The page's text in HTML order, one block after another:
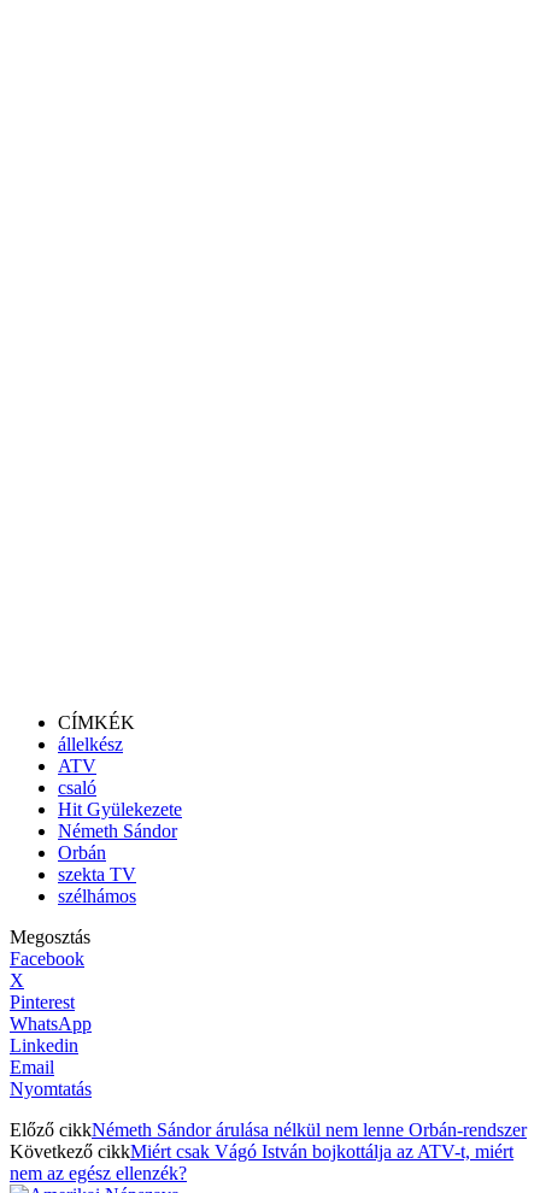
CÍMKÉK
állelkész
ATV
csaló
Hit Gyülekezete
Németh Sándor
Orbán
szekta TV
szélhámos
Megosztás
Facebook
X
Pinterest
WhatsApp
Linkedin
Email
Nyomtatás
Előző cikkNémeth Sándor árulása nélkül nem lenne Orbán-rendszer
Következő cikkMiért csak Vágó István bojkottálja az ATV-t, miért
nem az egész ellenzék?